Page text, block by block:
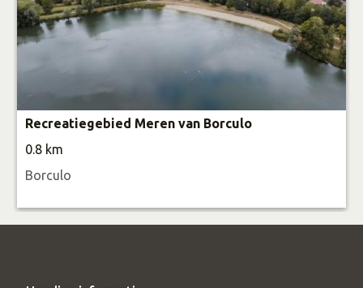
Recreatiegebied Meren van Borculo
0.8 km
Borculo